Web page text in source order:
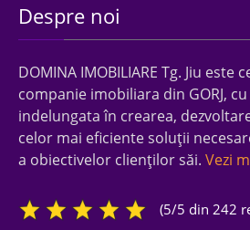
Despre noi
DOMINA IMOBILIARE Tg. Jiu
companie imobiliara din GORJ,
indelungata în crearea,
celor mai eficiente soluţii
a obiectivelor clienţilor săi. Vezi
(5/5 din 242